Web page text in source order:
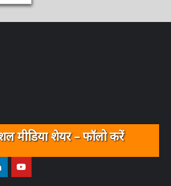
मीडिया शेयर – फॉलो करें